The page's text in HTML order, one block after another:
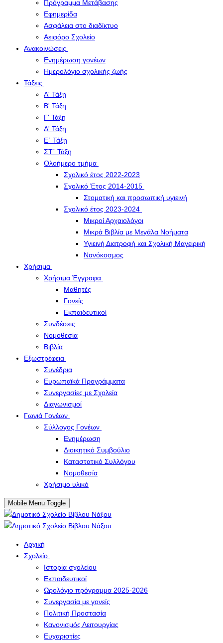
Πρόγραμμα Μετάβασης
Εφημερίδα
Ασφάλεια στο διαδίκτυο
Αειφόρο Σχολείο
Ανακοινώσεις
Ενημέρωση γονέων
Ημερολόγιο σχολικής ζωής
Τάξεις
Α' Τάξη
Β' Τάξη
Γ' Τάξη
Δ' Τάξη
Ε΄ Τάξη
ΣΤ΄ Τάξη
Ολοήμερο τμήμα
Σχολικό έτος 2022-2023
Σχολικό Έτος 2014-2015
Στοματική και προσωπική υγιεινή
Σχολικό έτος 2023-2024
Μικροί Αρχαιολόγοι
Μικρά Βιβλία με Μεγάλα Νοήματα
Υγιεινή Διατροφή και Σχολική Μαγειρική
Νανόκοσμος
Χρήσιμα
Χρήσιμα Έγγραφα
Μαθητές
Γονείς
Εκπαιδευτικοί
Συνδέσεις
Νομοθεσία
Βιβλία
Εξωστρέφεια
Συνέδρια
Ευρωπαϊκά Προγράμματα
Συνεργασίες με Σχολεία
Διαγωνισμοί
Γωνιά Γονέων
Σύλλογος Γονέων
Ενημέρωση
Διοικητικό Συμβούλιο
Καταστατικό Συλλόγου
Νομοθεσία
Χρήσιμο υλικό
Mobile Menu Toggle
Αρχική
Σχολείο
Ιστορία σχολείου
Εκπαιδευτικοί
Ωρολόγιο πρόγραμμα 2025-2026
Συνεργασία με γονείς
Πολιτική Προστασία
Κανονισμός Λειτουργίας
Ευχαριστίες